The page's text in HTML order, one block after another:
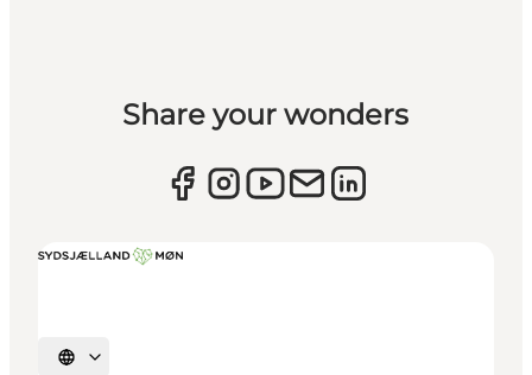
Share your wonders
Sprache auswählen